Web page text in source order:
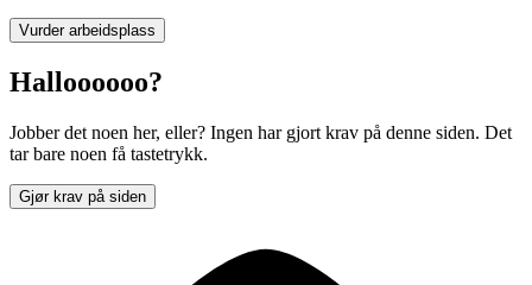
Vurder arbeidsplass
Halloooooo?
Jobber det noen her, eller? Ingen har gjort krav på denne siden. Det
tar bare noen få tastetrykk.
Gjør krav på siden